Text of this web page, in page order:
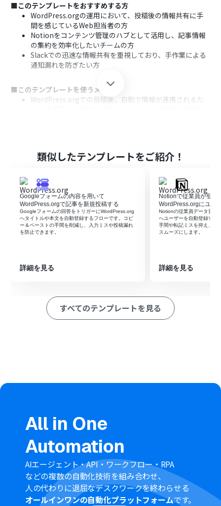
■このテンプレートをおすすめする方
WordPress.orgの運用において、投稿後の情報共有に手
間を感じているWeb担当者の方
Notionをコンテンツ管理のハブとして活用し、記事情報
の集約を効率化したいチームの方
Slackでの迅速な情報共有を重視しており、手作業による
通知漏れを防ぎたい方
■このテンプレートを使うメリット
WordPress.orgでの投稿後、自動で情報が連携されるた
■フローボットの流れ
携します。
次に、トリガーでWordpress.orgを選択し、「投稿が公
開されたら」というアクションを設定します。
続けて、オペレーションでNotionを選択し、「レコード
を追加する」アクションで、投稿情報をデータベースに自
動で追加するように設定します。
通知を送信するよう設定します。
■このワークフローのカスタムポイント
携してください。
トリガーは5分、10分、15分、30分、60分の間隔で起動
間隔を選択できます。
プランによって最短の起動間隔が異なりますので、ご注意
ください。
類似したテンプレートをご紹介！
Googleフォームの内容を用いて
WordPress.orgで記事を新規投稿する
Googleフォームの回答をトリガーにWordPress.org
へタイトルや本文を自動登録するフローです。コピ
ー＆ペーストの手間を削減し、入力ミスや投稿漏れ
を防止できます。
詳細を見る
Notionで従業員が登録
WordPress.orgにユー
Notionの従業員データ更新
へユーザーを自動登録する
手間や転記ミスを抑え、日
スムーズにします。
詳細を見る
すべてのテンプレートを見る
All in One
Automation
AIエージェント・API・ワークフロー・RPA
などの複数の自動化技術を組み合わせ、
人の代わりに退屈なデスクワークを終わらせる
オールインワンの自動化プラットフォームです。